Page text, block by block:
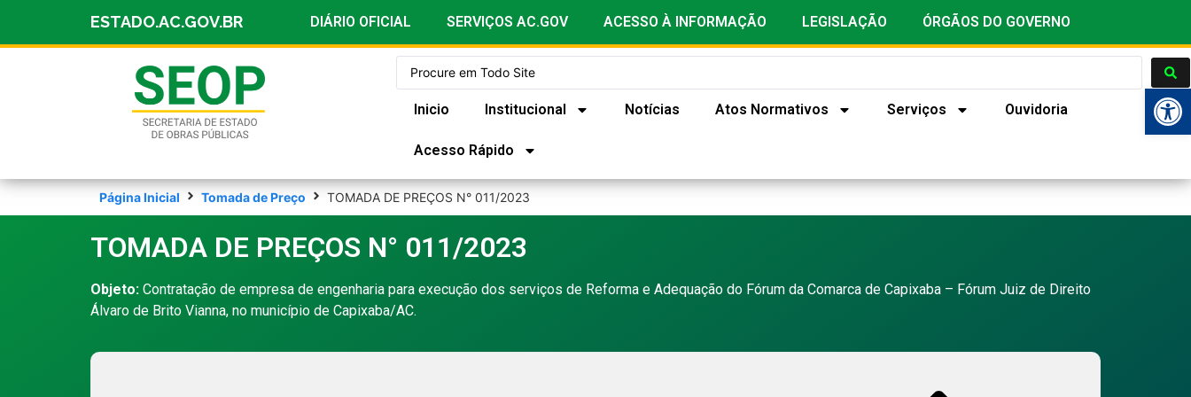
ESTADO.AC.GOV.BR DIÁRIO OFICIAL SERVIÇOS AC.GOV ACESSO À INFORMAÇÃO LEGISLAÇÃO ÓRGÃOS DO GOVERNO
Inicio Institucional Notícias Atos Normativos Serviços Ouvidoria
Acesso Rápido
Página Inicial Tomada de Preço TOMADA DE PREÇOS N° 011/2023
TOMADA DE PREÇOS N° 011/2023
Objeto: Contratação de empresa de engenharia para execução dos serviços de Reforma e Adequação do Fórum da Comarca de Capixaba – Fórum Juiz de Direito
Álvaro de Brito Vianna, no município de Capixaba/AC.